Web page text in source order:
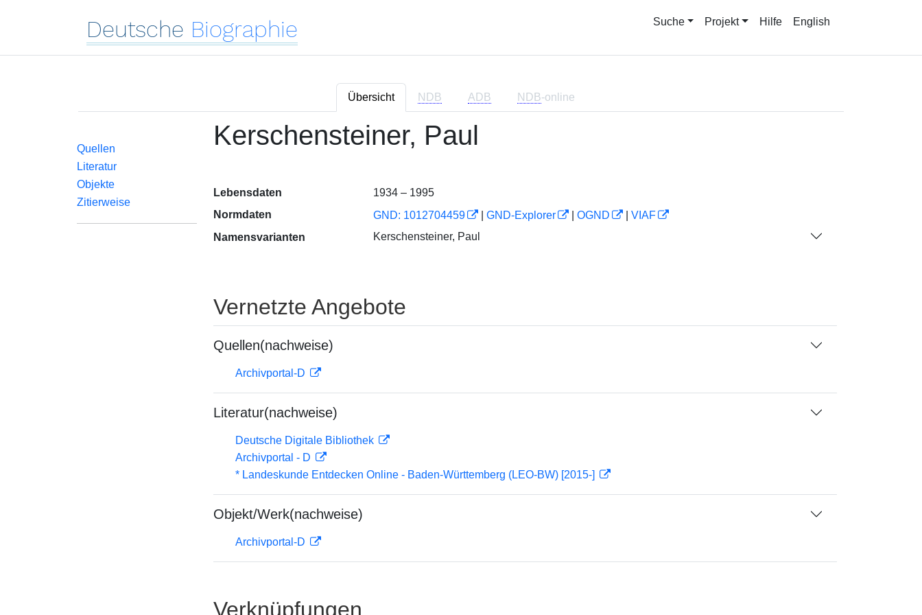
Deutsche Biographie Suche Projekt Hilfe English
Übersicht NDB ADB NDB-online
Quellen
Literatur
Objekte
Zitierweise
Kerschensteiner, Paul
Lebensdaten
1934 – 1995
Normdaten
GND: 1012704459 GND-Explorer OGND
VIAF
Namensvarianten
Kerschensteiner, Paul
Vernetzte Angebote
Quellen(nachweise)
Archivportal-D
Literatur(nachweise)
Deutsche Digitale Bibliothek
Archivportal - D
* Landeskunde Entdecken Online - Baden-Württemberg (LEO-BW) [2015-]
Objekt/Werk(nachweise)
Archivportal-D
Verknüpfungen